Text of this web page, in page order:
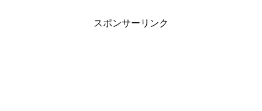
スポンサーリンク